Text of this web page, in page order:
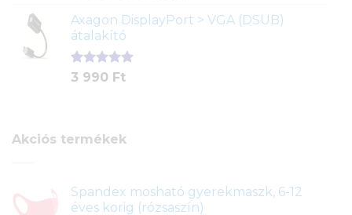
ből,
értékelés
alapján
was:
290 Ft.
is:
Axagon DisplayPort > VGA (DSUB)
átalakító
Értékelés
1
3 990 Ft
Akciós termékek
Spandex mosható gyerekmaszk, 6-12
éves korig (rózsaszín)